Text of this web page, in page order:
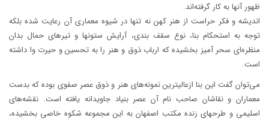
ظهور آنها به کار گرفته‌اند.
اندیشه و فکر حراست از هنر کهن نه تنها در شیوه معماری آن رعایت شده بلکه
توجه به استحکام بنا، نوع سقف بندی، آرایش ستونها و تیرهای حمال بدان
منظره‌ای سحر آمیز بخشیده که ارباب ذوق و هنر را به تحسین و حیرت وا داشته
است.
می‌توان گفت این بنا ازعالیترین نمونه‌های هنر و ذوق عصر صفوی بوده که بدست
معماران و نقاشان صاحب نام آن عصر بنیاد جاویدانه یافته است. نقشه‌های
اسلیمی و طرحهای زنده مکتب اصفهان به این مجموعه شکوه خاصی بخشیده،